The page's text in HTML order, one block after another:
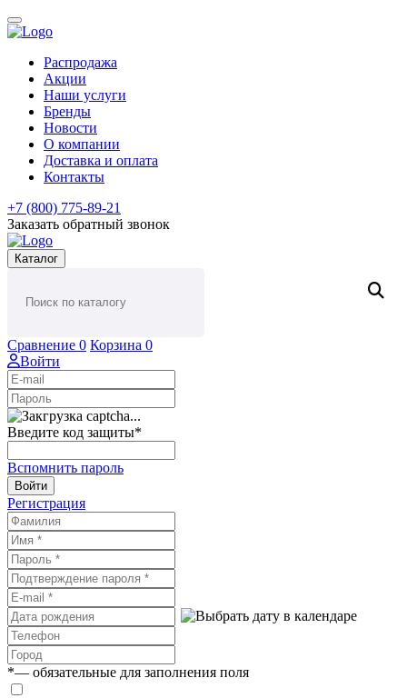
Распродажа
Акции
Наши услуги
Бренды
Новости
О компании
Доставка и оплата
Контакты
+7 (800) 775-89-21
Заказать обратный звонок
Каталог
Сравнение 0 Корзина 0
Войти
Введите код защиты*
Вспомнить пароль
Войти
Регистрация
*— обязательные для заполнения поля